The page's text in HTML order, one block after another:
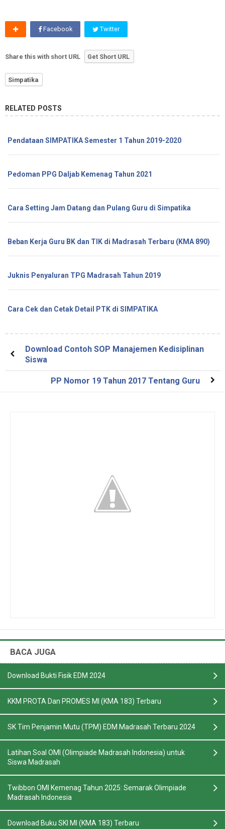
Facebook Twitter
Share this with short URL Get Short URL
Simpatika
RELATED POSTS
Pendataan SIMPATIKA Semester 1 Tahun 2019-2020
Pedoman PPG Daljab Kemenag Tahun 2021
Cara Setting Jam Datang dan Pulang Guru di Simpatika
Beban Kerja Guru BK dan TIK di Madrasah Terbaru (KMA 890)
Juknis Penyaluran TPG Madrasah Tahun 2019
Cara Cek dan Cetak Detail PTK di SIMPATIKA
Download Contoh SOP Manajemen Kedisiplinan
Siswa
PP Nomor 19 Tahun 2017 Tentang Guru
BACA JUGA
Download Bukti Fisik EDM 2024
KKM PROTA Dan PROMES MI (KMA 183) Terbaru
SK Tim Penjamin Mutu (TPM) EDM Madrasah Terbaru 2024
Latihan Soal OMI (Olimpiade Madrasah Indonesia) untuk
Siswa Madrasah
Twibbon OMI Kemenag Tahun 2025: Semarak Olimpiade
Madrasah Indonesia
Download Buku SKI MI (KMA 183) Terbaru